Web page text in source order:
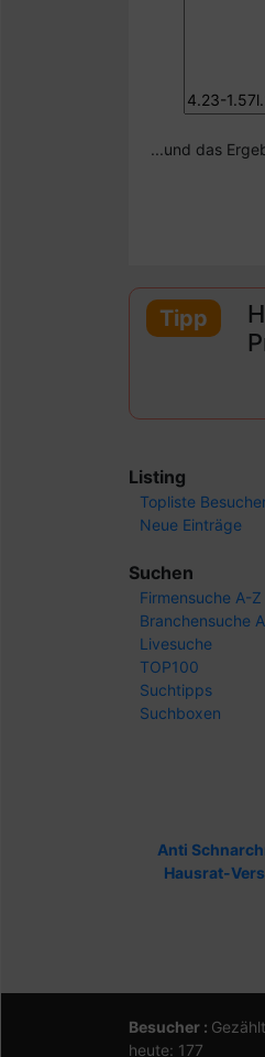
...und das
Tipp
Listing
Topliste
Neue Einträge
Suchen
Firmensuche A-Z
Branchensuche
Livesuche
TOP100
Suchtipps
Suchboxen
Anti
Hausrat-
Besucher :
heute: 177